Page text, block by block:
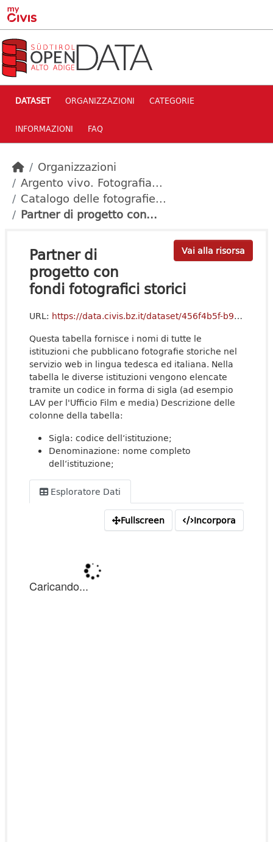
Skip to main content
DATASET ORGANIZZAZIONI CATEGORIE
INFORMAZIONI FAQ
Organizzazioni
Argento vivo. Fotografia...
Catalogo delle fotografie...
Partner di progetto con...
Vai alla risorsa
Partner di
progetto con
fondi fotografici storici
URL: https://data.civis.bz.it/dataset/456f4b5f-b96e-45ec-ae23-d93c37a2d069/resource/f332e057-680c-4d4c-891f-2bd87f11dd37/download/api-lichtbild_institutions_v.20260104.csv
Questa tabella fornisce i nomi di tutte le
istituzioni che pubblicano fotografie storiche nel
servizio web in lingua tedesca ed italiana. Nella
tabella le diverse istituzioni vengono elencate
tramite un codice in forma di sigla (ad esempio
LAV per l'Ufficio Film e media) Descrizione delle
colonne della tabella:
Sigla: codice dell‘istituzione;
Denominazione: nome completo
dell‘istituzione;
Esploratore Dati
Fullscreen Incorpora